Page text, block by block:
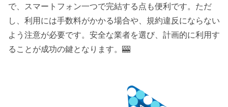
で、スマートフォン一つで完結する点も便利です。ただ
し、利用には手数料がかかる場合や、規約違反にならない
よう注意が必要です。安全な業者を選び、計画的に利用す
ることが成功の鍵となります。🎰